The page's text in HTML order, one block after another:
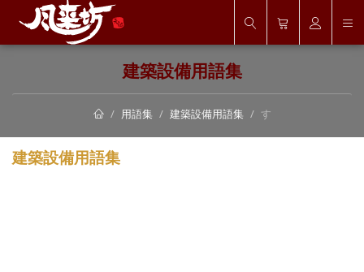
建築設備用語集
用語集 建築設備用語集 す
建築設備用語集